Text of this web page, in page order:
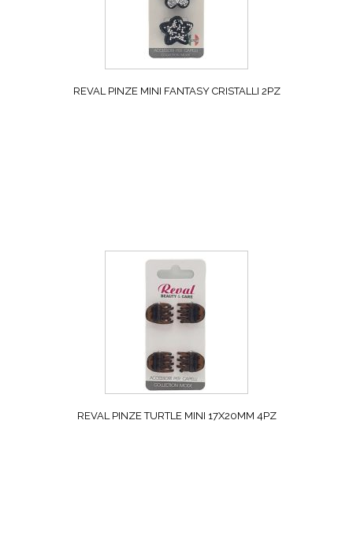
REVAL PINZE MINI FANTASY CRISTALLI 2PZ
REVAL PINZE TURTLE MINI 17X20MM 4PZ